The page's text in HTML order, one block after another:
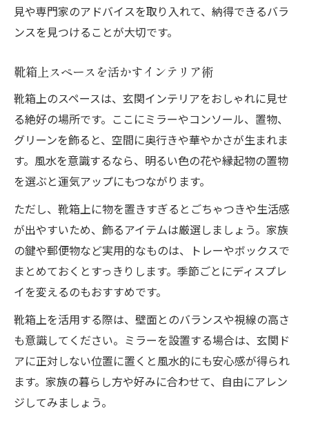
見や専門家のアドバイスを取り入れて、納得できるバラ
ンスを見つけることが大切です。
靴箱上スペースを活かすインテリア術
靴箱上のスペースは、玄関インテリアをおしゃれに見せ
る絶好の場所です。ここにミラーやコンソール、置物、
グリーンを飾ると、空間に奥行きや華やかさが生まれま
す。風水を意識するなら、明るい色の花や縁起物の置物
を選ぶと運気アップにもつながります。
ただし、靴箱上に物を置きすぎるとごちゃつきや生活感
が出やすいため、飾るアイテムは厳選しましょう。家族
の鍵や郵便物など実用的なものは、トレーやボックスで
まとめておくとすっきりします。季節ごとにディスプレ
イを変えるのもおすすめです。
靴箱上を活用する際は、壁面とのバランスや視線の高さ
も意識してください。ミラーを設置する場合は、玄関ド
アに正対しない位置に置くと風水的にも安心感が得られ
ます。家族の暮らし方や好みに合わせて、自由にアレン
ジしてみましょう。